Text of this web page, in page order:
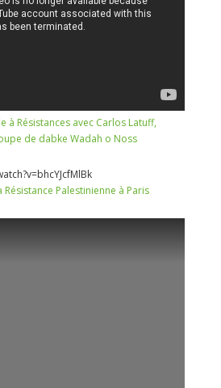
à Résistances avec Carlos Latuff,
de dabke Wadah o Noss
Palestinienne à Paris